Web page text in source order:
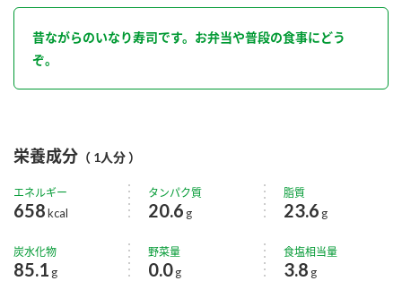
昔ながらのいなり寿司です。お弁当や普段の食事にどう
ぞ。
栄養成分 （ 1人分 ）
エネルギー
658kcal
タンパク質
20.6 g
脂質
23.6 g
炭水化物
85.1 g
野菜量
0.0g
食塩相当量
3.8 g